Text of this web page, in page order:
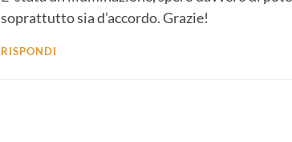
soprattutto sia d’accordo. Grazie!
RISPONDI